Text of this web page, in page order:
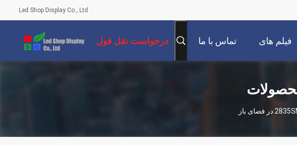
Led Shop Display Co., Ltd
فیلم های تماس با ما درخواست نقل قول